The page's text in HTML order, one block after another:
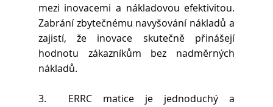
mezi inovacemi a nákladovou efektivitou.
Zabrání zbytečnému navyšování nákladů a
zajistí, že inovace skutečně přinášejí
hodnotu zákazníkům bez nadměrných
nákladů.
3.  ERRC matice je jednoduchý a